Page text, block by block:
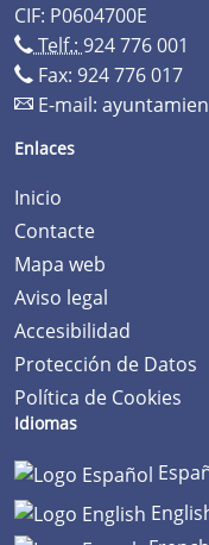
CIF: P0604700E
Telf.: 924 776 001
Fax: 924 776 017
E-mail:
Enlaces
Inicio
Contacte
Mapa web
Aviso legal
Accesibilidad
Protección de Datos
Política de Cookies
Idiomas